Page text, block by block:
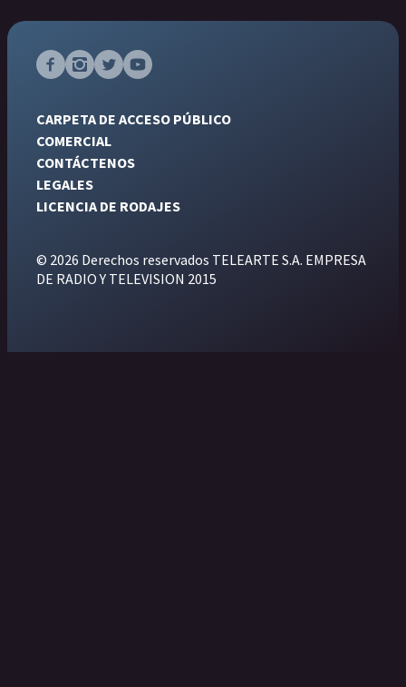
CARPETA DE ACCESO PÚBLICO
COMERCIAL
CONTÁCTENOS
LEGALES
LICENCIA DE RODAJES
© 2026 Derechos reservados TELEARTE S.A. EMPRESA
DE RADIO Y TELEVISION 2015